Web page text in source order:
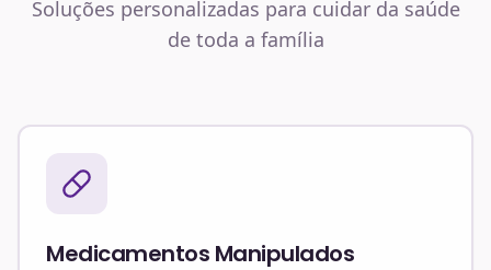
Soluções personalizadas para cuidar da saúde
de toda a família
Medicamentos Manipulados